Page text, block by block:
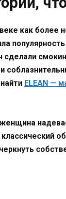
как более
ELEAN —